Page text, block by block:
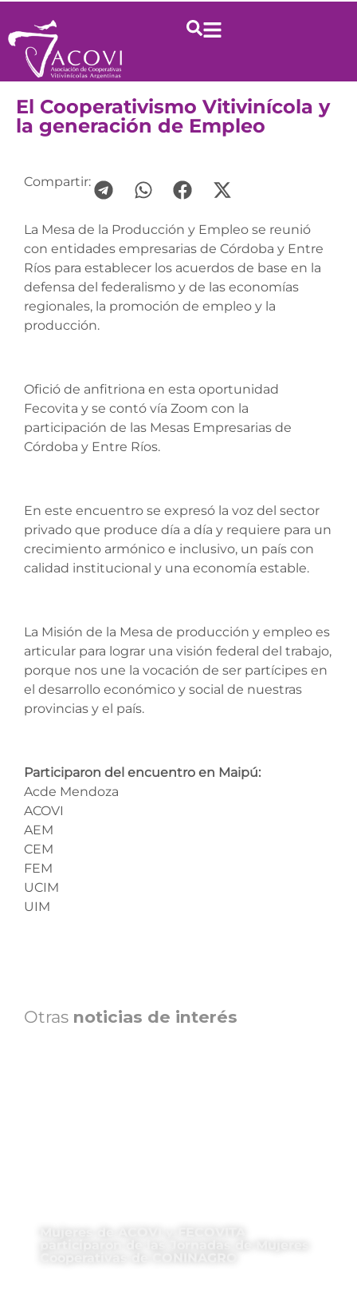
El Cooperativismo Vitivinícola y
la generación de Empleo
Compartir:
La Mesa de la Producción y Empleo se reunió
con entidades empresarias de Córdoba y Entre
Ríos para establecer los acuerdos de base en la
defensa del federalismo y de las economías
regionales, la promoción de empleo y la
producción.
Ofició de anfitriona en esta oportunidad
Fecovita y se contó vía Zoom con la
participación de las Mesas Empresarias de
Córdoba y Entre Ríos.
En este encuentro se expresó la voz del sector
privado que produce día a día y requiere para un
crecimiento armónico e inclusivo, un país con
calidad institucional y una economía estable.
La Misión de la Mesa de producción y empleo es
articular para lograr una visión federal del trabajo,
porque nos une la vocación de ser partícipes en
el desarrollo económico y social de nuestras
provincias y el país.
Participaron del encuentro en Maipú:
Acde Mendoza
ACOVI
AEM
CEM
FEM
UCIM
UIM
Otras noticias de interés